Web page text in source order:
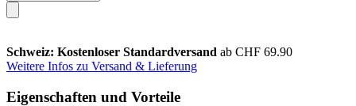
Schweiz: Kostenloser Standardversand ab CHF 69.90
Weitere Infos zu Versand & Lieferung
Eigenschaften und Vorteile